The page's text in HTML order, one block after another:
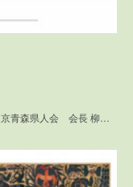
長 柳…